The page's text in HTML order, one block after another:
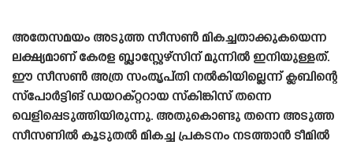
അതേസമയം അടുത്ത സീസൺ മികച്ചതാക്കുകയെന്ന
ലക്ഷ്യമാണ് കേരള ബ്ലാസ്റ്റേഴ്‌സിന് മുന്നിൽ ഇനിയുള്ളത്.
ഈ സീസൺ അത്ര സംതൃപ്‌തി നൽകിയില്ലെന്ന് ക്ലബിന്റെ
സ്പോർട്ടിങ് ഡയറക്റ്ററായ സ്‌കിങ്കിസ് തന്നെ
വെളിപ്പെടുത്തിയിരുന്നു. അതുകൊണ്ടു തന്നെ അടുത്ത
സീസണിൽ കൂടുതൽ മികച്ച പ്രകടനം നടത്താൻ ടീമിൽ